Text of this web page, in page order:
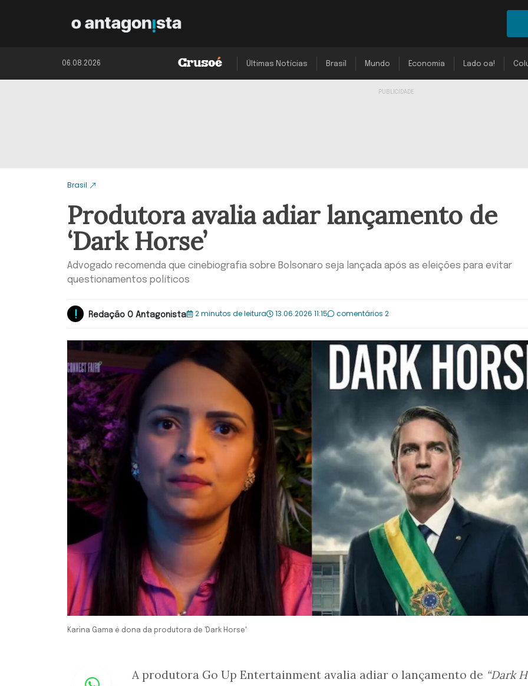
06.08.2026 Últimas Notícias Brasil Mundo Economia Lado oa!
Brasil
Produtora avalia adiar lançamento de
‘Dark Horse’
Advogado recomenda que cinebiografia sobre Bolsonaro seja lançada após as eleições para evitar
questionamentos políticos
Redação O Antagonista 2 minutos de leitura 13.06.2026 11:15 comentários 2
Karina Gama é dona da produtora de 'Dark Horse'
Whastapp
A produtora Go Up Entertainment avalia adiar o lançamento de “Dark